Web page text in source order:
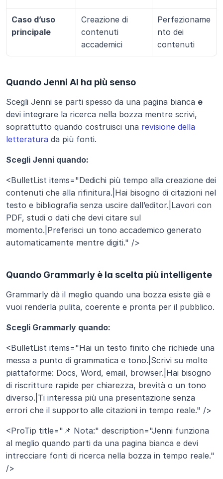
Caso d’uso
principale
Creazione di
contenuti
accademici
Perfezioname
nto dei
contenuti
Quando Jenni AI ha più senso
Scegli Jenni se parti spesso da una pagina bianca e
devi integrare la ricerca nella bozza mentre scrivi,
soprattutto quando costruisci una revisione della
letteratura da più fonti.
Scegli Jenni quando:
<BulletList items="Dedichi più tempo alla creazione dei
contenuti che alla rifinitura.|Hai bisogno di citazioni nel
testo e bibliografia senza uscire dall’editor.|Lavori con
PDF, studi o dati che devi citare sul
momento.|Preferisci un tono accademico generato
automaticamente mentre digiti." />
Quando Grammarly è la scelta più intelligente
Grammarly dà il meglio quando una bozza esiste già e
vuoi renderla pulita, coerente e pronta per il pubblico.
Scegli Grammarly quando:
<BulletList items="Hai un testo finito che richiede una
messa a punto di grammatica e tono.|Scrivi su molte
piattaforme: Docs, Word, email, browser.|Hai bisogno
di riscritture rapide per chiarezza, brevità o un tono
diverso.|Ti interessa più una presentazione senza
errori che il supporto alle citazioni in tempo reale." />
<ProTip title="📌 Nota:" description="Jenni funziona
al meglio quando parti da una pagina bianca e devi
intrecciare fonti di ricerca nella bozza in tempo reale."
/>